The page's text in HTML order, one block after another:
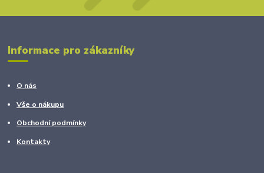
Informace pro zákazníky
O nás
Vše o nákupu
Obchodní podmínky
Kontakty